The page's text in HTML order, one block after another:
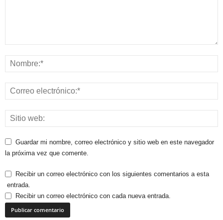
Guardar mi nombre, correo electrónico y sitio web en este navegador
la próxima vez que comente.
Recibir un correo electrónico con los siguientes comentarios a esta
entrada.
Recibir un correo electrónico con cada nueva entrada.